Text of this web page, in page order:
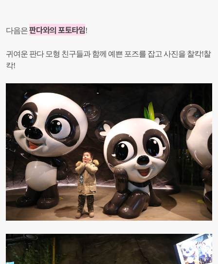
다음은판다와의 포토타임!
귀여운 판다 모형 친구들과 함께 예쁜 포즈를 잡고 사진을 찰칵!찰
칵!